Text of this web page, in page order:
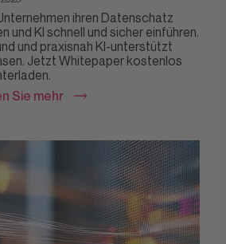
ihren Datenschatz
und KI schnell und sicher einführen.
und praxisnah KI-unterstützt
Jetzt Whitepaper kostenlos
Sie mehr